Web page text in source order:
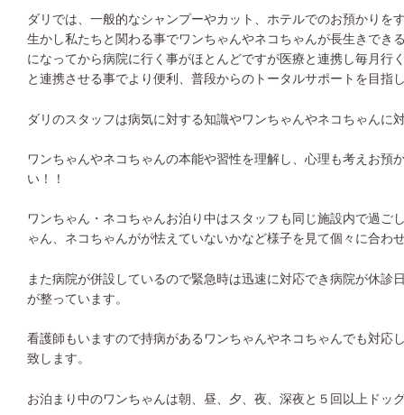
ダリでは、一般的なシャンプーやカット、ホテルでのお預かりを
生かし私たちと関わる事でワンちゃんやネコちゃんが長生きで
になってから病院に行く事がほとんどですが医療と連携し毎月行
と連携させる事でより便利、普段からのトータルサポートを目指
ダリのスタッフは病気に対する知識やワンちゃんやネコちゃんに
ワンちゃんやネコちゃんの本能や習性を理解し、心理も考えお預
い！！
ワンちゃん・ネコちゃんお泊り中はスタッフも同じ施設内で過ご
ゃん、ネコちゃんがが怯えていないかなど様子を見て個々に合わ
また病院が併設しているので緊急時は迅速に対応でき病院が休診
が整っています。
看護師もいますので持病があるワンちゃんやネコちゃんでも対応
致します。
お泊まり中のワンちゃんは朝、昼、夕、夜、深夜と５回以上ドッ